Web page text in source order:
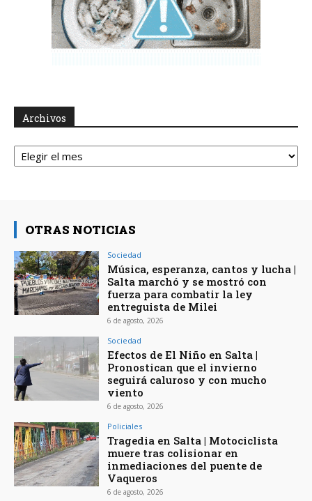
Archivos
Archivos
OTRAS NOTICIAS
Sociedad
Música, esperanza, cantos y lucha |
Salta marchó y se mostró con
fuerza para combatir la ley
entreguista de Milei
6 de agosto, 2026
Sociedad
Efectos de El Niño en Salta |
Pronostican que el invierno
seguirá caluroso y con mucho
viento
6 de agosto, 2026
Policiales
Tragedia en Salta | Motociclista
muere tras colisionar en
inmediaciones del puente de
Vaqueros
6 de agosto, 2026